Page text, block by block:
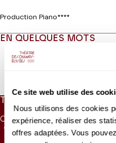
Ce site web utilise des
Nous utilisons des cookies
expérience, réaliser des
offres adaptées. Vous
Production Piano****
EN QUELQUES MOTS
TARIFS
CAT. 1
75 €
CAT. 2
55 €
CAT. 3
40 €
CAT. 4
28 €
10 €